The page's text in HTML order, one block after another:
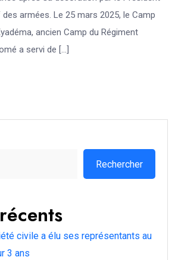
armées. Le 25 mars 2025, le Camp
ancien Camp du Régiment
a servi de […]
Rechercher
civile a élu ses représentants au
3 ans